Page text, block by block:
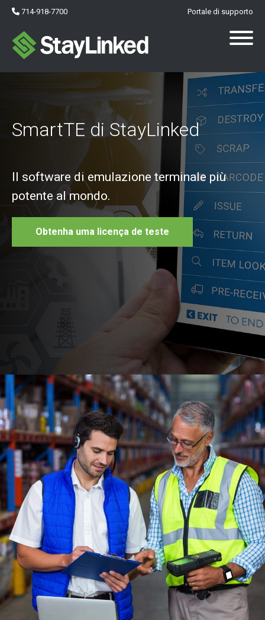
714-918-7700 Portale di supporto
SmartTE di StayLinked
Il software di emulazione terminale più
potente al mondo.
Obtenha uma licença de teste